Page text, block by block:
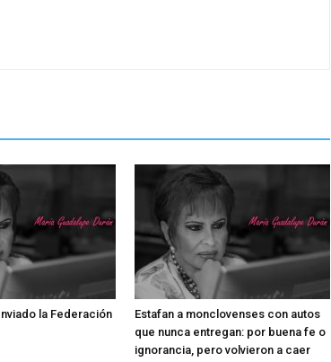
la Federación
Estafan a monclovenses con autos
que nunca entregan: por buena fe o
ignorancia, pero volvieron a caer